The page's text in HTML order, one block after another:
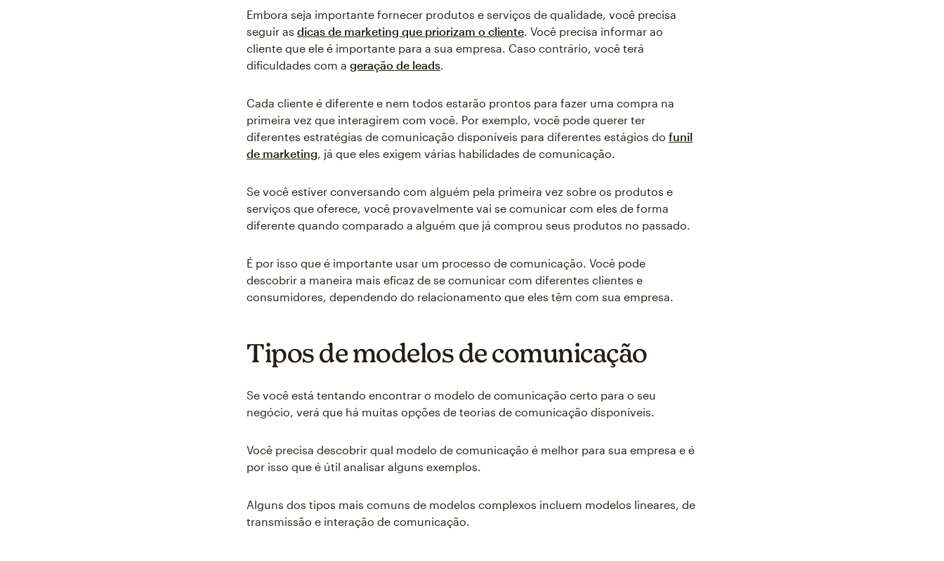
Embora seja importante fornecer produtos e serviços de qualidade, você precisa
seguir as dicas de marketing que priorizam o cliente. Você precisa informar ao
cliente que ele é importante para a sua empresa. Caso contrário, você terá
dificuldades com a geração de leads.
Cada cliente é diferente e nem todos estarão prontos para fazer uma compra na
primeira vez que interagirem com você. Por exemplo, você pode querer ter
diferentes estratégias de comunicação disponíveis para diferentes estágios do funil
de marketing, já que eles exigem várias habilidades de comunicação.
Se você estiver conversando com alguém pela primeira vez sobre os produtos e
serviços que oferece, você provavelmente vai se comunicar com eles de forma
diferente quando comparado a alguém que já comprou seus produtos no passado.
É por isso que é importante usar um processo de comunicação. Você pode
descobrir a maneira mais eficaz de se comunicar com diferentes clientes e
consumidores, dependendo do relacionamento que eles têm com sua empresa.
Tipos de modelos de comunicação
Se você está tentando encontrar o modelo de comunicação certo para o seu
negócio, verá que há muitas opções de teorias de comunicação disponíveis.
Você precisa descobrir qual modelo de comunicação é melhor para sua empresa e é
por isso que é útil analisar alguns exemplos.
Alguns dos tipos mais comuns de modelos complexos incluem modelos lineares, de
transmissão e interação de comunicação.